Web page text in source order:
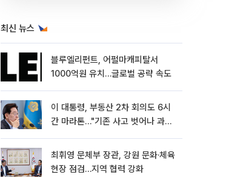
최신 뉴스
블루엘리펀트, 어펄마캐피탈서
1000억원 유치…글로벌 공략 속도
이 대통령, 부동산 2차 회의도 6시
간 마라톤…"기존 사고 벗어나 과감
최휘영 문체부 장관, 강원 문화·체육
현장 점검…지역 협력 강화